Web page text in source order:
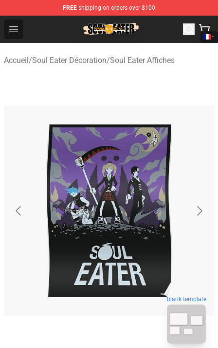
FREE shipping on orders over $100
Open menu
Soul Eater Store - Official Soul Eater Merchandise Shop
Accueil/Soul Eater Décoration/Soul Eater Affiches
blank template